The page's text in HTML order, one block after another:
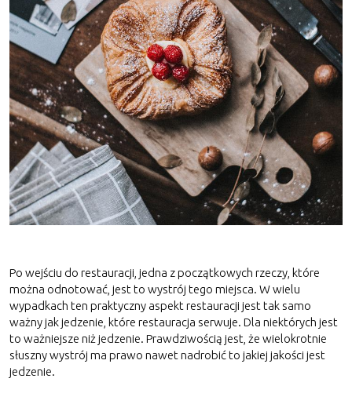
Po wejściu do restauracji, jedna z początkowych rzeczy, które
można odnotować, jest to wystrój tego miejsca. W wielu
wypadkach ten praktyczny aspekt restauracji jest tak samo
ważny jak jedzenie, które restauracja serwuje. Dla niektórych jest
to ważniejsze niż jedzenie. Prawdziwością jest, że wielokrotnie
słuszny wystrój ma prawo nawet nadrobić to jakiej jakości jest
jedzenie.